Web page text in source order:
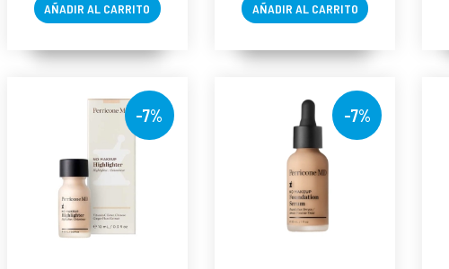
AÑADIR AL CARRITO AÑADIR AL CARRITO
-7% -7%